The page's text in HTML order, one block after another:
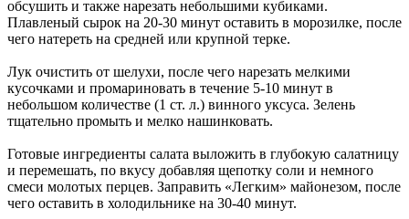
обсушить и также нарезать небольшими кубиками.
Плавленый сырок на 20-30 минут оставить в морозилке, после
чего натереть на средней или крупной терке.
Лук очистить от шелухи, после чего нарезать мелкими
кусочками и промариновать в течение 5-10 минут в
небольшом количестве (1 ст. л.) винного уксуса. Зелень
тщательно промыть и мелко нашинковать.
Готовые ингредиенты салата выложить в глубокую салатницу
и перемешать, по вкусу добавляя щепотку соли и немного
смеси молотых перцев. Заправить «Легким» майонезом, после
чего оставить в холодильнике на 30-40 минут.